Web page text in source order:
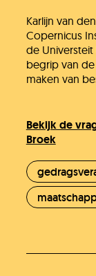
Karlijn van
Copernicus
de
begrip van
maken van
Bekijk de
Broek